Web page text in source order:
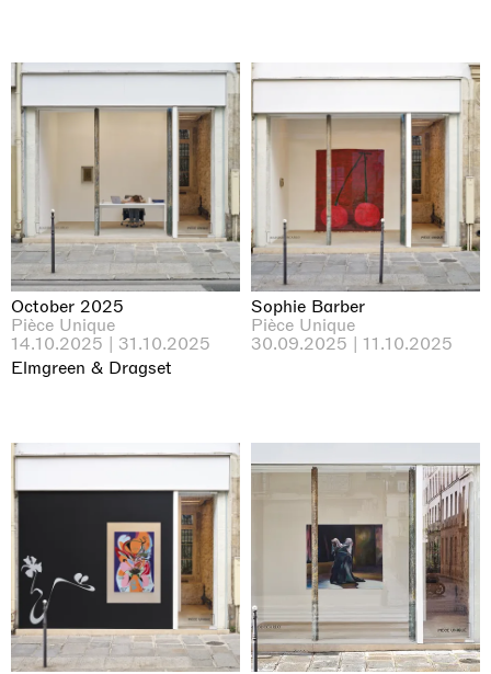
October 2025
Pièce Unique
14.10.2025 | 31.10.2025
Elmgreen & Dragset
Sophie Barber
Pièce Unique
30.09.2025 | 11.10.2025